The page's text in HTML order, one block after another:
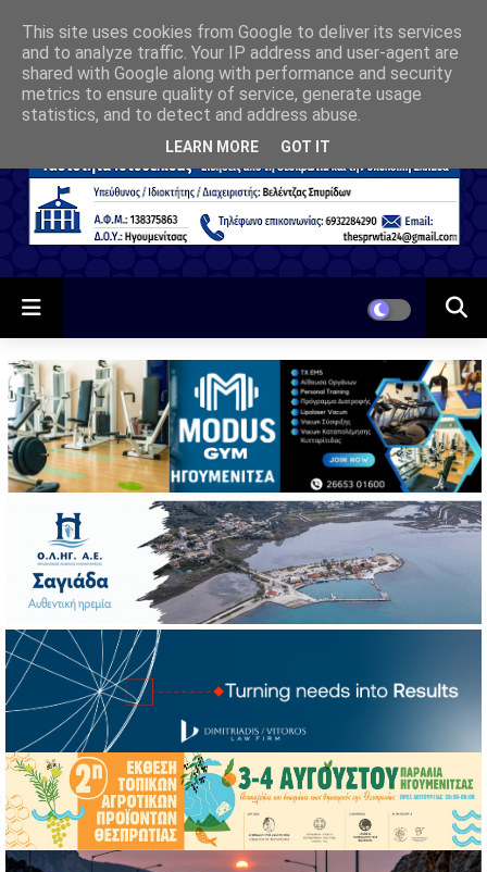
This site uses cookies from Google to deliver its services
and to analyze traffic. Your IP address and user-agent are
shared with Google along with performance and security
metrics to ensure quality of service, generate usage
statistics, and to detect and address abuse.
LEARN MORE GOT IT